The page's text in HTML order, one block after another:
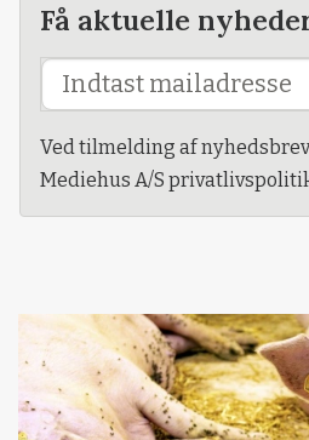
Få aktuelle
Ved tilmelding af
Mediehus A/S